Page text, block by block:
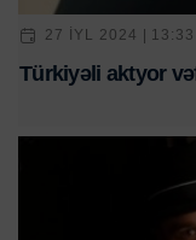
27 IYL 2024 | 13:33
Türkiyəli aktyor